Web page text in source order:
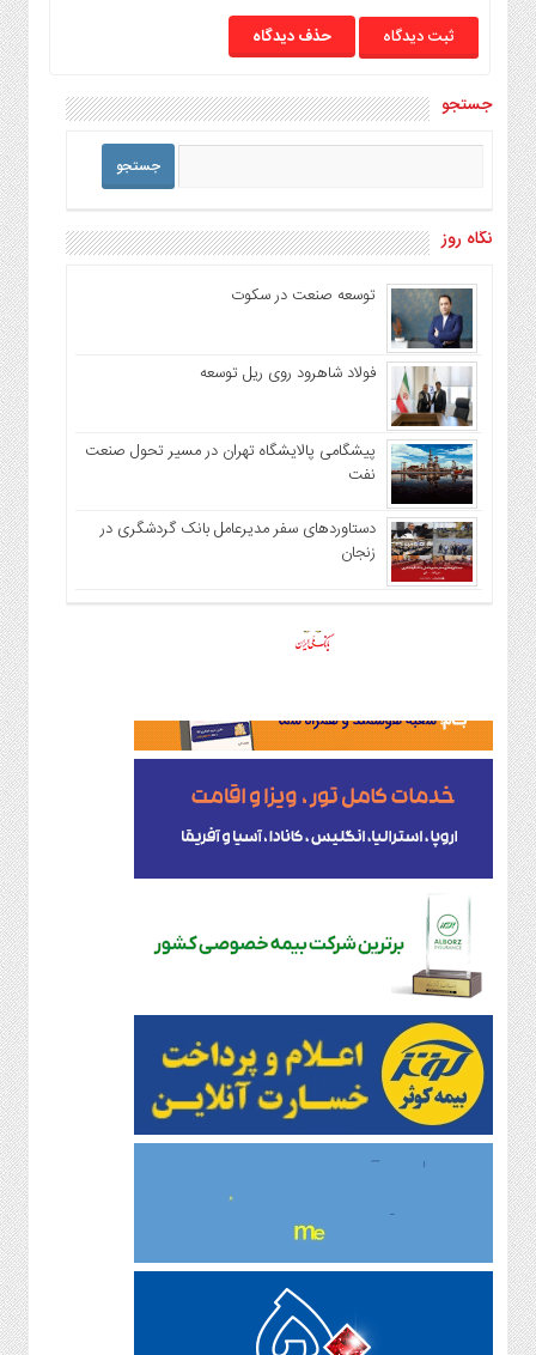
حذف دیدگاه
جستجو
نگاه روز
توسعه صنعت در سکوت
فولاد شاهرود روی ریل توسعه
پیشگامی پالایشگاه تهران در مسیر تحول صنعت
نفت
دستاوردهای سفر مدیرعامل بانک گردشگری در
زنجان